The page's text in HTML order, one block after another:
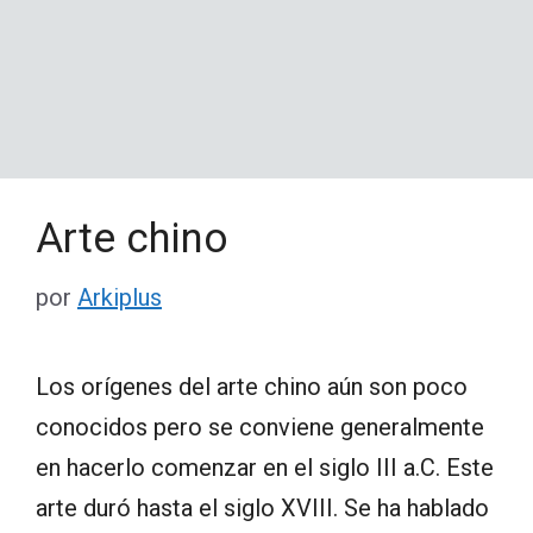
Arte chino
por Arkiplus
Los orígenes del arte chino aún son poco
conocidos pero se conviene generalmente
en hacerlo comenzar en el siglo III a.C. Este
arte duró hasta el siglo XVIII. Se ha hablado